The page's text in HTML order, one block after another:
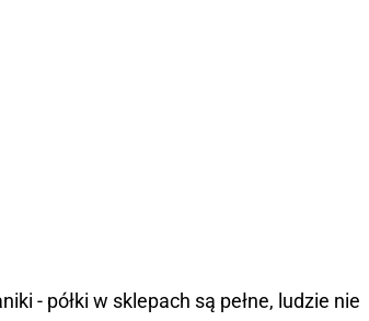
- półki w sklepach są pełne, ludzie nie